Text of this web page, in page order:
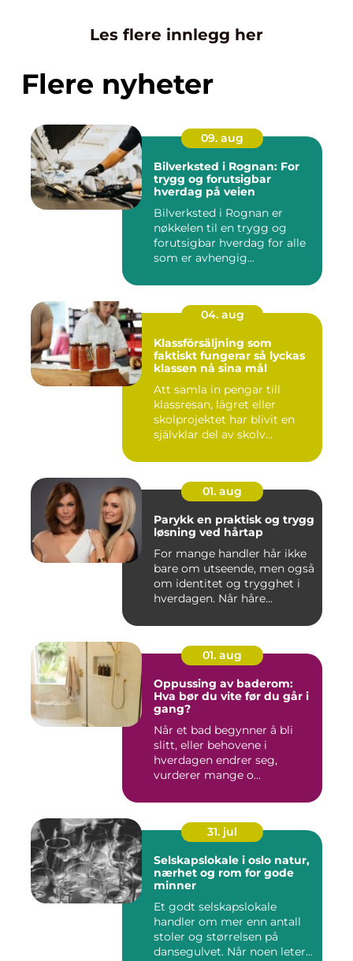
Les flere innlegg her
Flere nyheter
09. aug
Bilverksted i Rognan: For
trygg og forutsigbar
hverdag på veien
Bilverksted i Rognan er
nøkkelen til en trygg og
forutsigbar hverdag for alle
som er avhengig...
04. aug
Klassförsäljning som
faktiskt fungerar så lyckas
klassen nå sina mål
Att samla in pengar till
klassresan, lägret eller
skolprojektet har blivit en
självklar del av skolv...
01. aug
Parykk en praktisk og trygg
løsning ved hårtap
For mange handler hår ikke
bare om utseende, men også
om identitet og trygghet i
hverdagen. Når håre...
01. aug
Oppussing av baderom:
Hva bør du vite før du går i
gang?
Når et bad begynner å bli
slitt, eller behovene i
hverdagen endrer seg,
vurderer mange o...
31. jul
Selskapslokale i oslo natur,
nærhet og rom for gode
minner
Et godt selskapslokale
handler om mer enn antall
stoler og størrelsen på
dansegulvet. Når noen leter...